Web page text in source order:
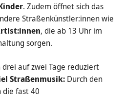
. Zudem öffnet sich das
Straßenkünstler:innen wie
, die ab 13 Uhr im
sorgen.
auf zwei Tage reduziert
Straßenmusik: Durch den
die fast 40